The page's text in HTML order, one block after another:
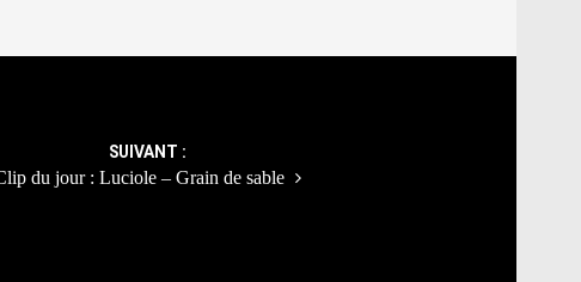
SUIVANT :
du jour : Luciole – Grain de sable